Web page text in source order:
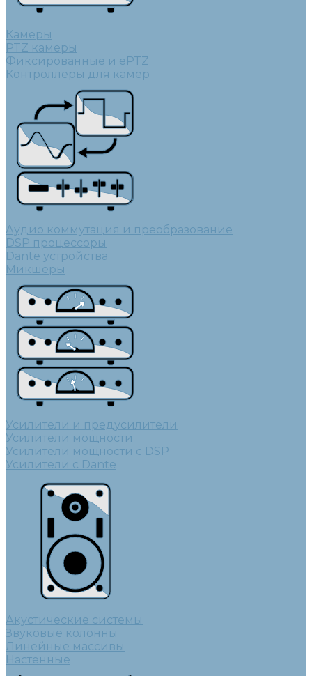
Камеры
PTZ камеры
Фиксированные и ePTZ
Контроллеры для камер
Аудио коммутация и преобразование
DSP процессоры
Dante устройства
Микшеры
Усилители и предусилители
Усилители мощности
Усилители мощности с DSP
Усилители с Dante
Акустические системы
Звуковые колонны
Линейные массивы
Настенные